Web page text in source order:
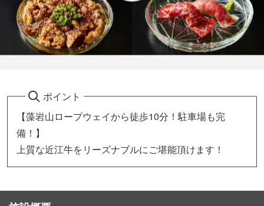
ポイント
【藻岩山ロープウェイから徒歩10分！駐車場も完
備！】
上質な近江牛をリーズナブルにご堪能頂けます！